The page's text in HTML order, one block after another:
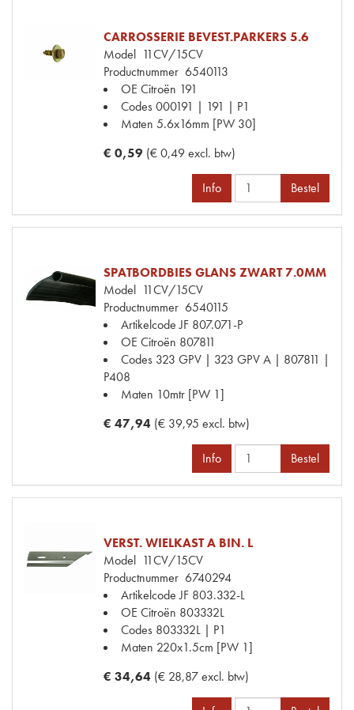
CARROSSERIE BEVEST.PARKERS 5.6
Model 11CV/15CV
Productnummer 6540113
OE Citroën 191
Codes000191 | 191 | P1
Maten 5.6x16mm [PW 30]
€ 0,59 (€ 0,49 excl. btw)
Info Bestel
SPATBORDBIES GLANS ZWART 7.0MM
Model 11CV/15CV
Productnummer 6540115
Artikelcode JF 807.071-P
OE Citroën 807811
Codes 323 GPV | 323 GPV A | 807811 |
P408
Maten 10mtr [PW 1]
€ 47,94 (€ 39,95 excl. btw)
Info Bestel
VERST. WIELKAST A BIN. L
Model 11CV/15CV
Productnummer 6740294
Artikelcode JF 803.332-L
OE Citroën 803332L
Codes 803332L | P1
Maten 220x1.5cm [PW 1]
€ 34,64 (€ 28,87 excl. btw)